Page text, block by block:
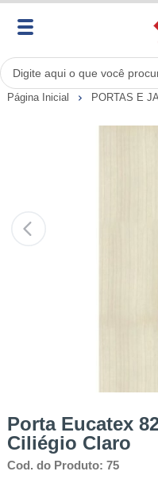
Página Inicial PORTAS E
Porta Eucatex
Ciliégio Claro
Cod. do Produto: 75